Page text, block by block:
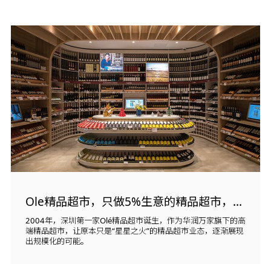
Ole精品超市，只做5%生意的精品超市，何以为“精”
2004年，深圳第一家Olé精品超市诞生，作为华润万家旗下的高
端精品超市，让原本只是“星星之火”的精品超市业态，逐渐展现
出规模化的可能。